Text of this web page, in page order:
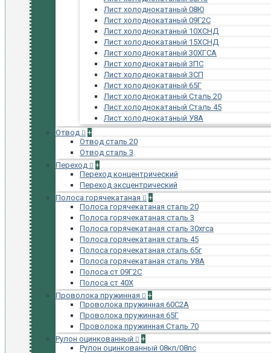
Лист холоднокатаный 08Ю
Лист холоднокатаный 09Г2С
Лист холоднокатаный 10ХСНД
Лист холоднокатаный 15ХСНД
Лист холоднокатаный 30ХГСА
Лист холоднокатаный 3ПС
Лист холоднокатаный 3СП
Лист холоднокатаный 65Г
Лист холоднокатаный Сталь 20
Лист холоднокатаный Сталь 45
Лист холоднокатаный У8А
Отвод
+
Отвод сталь 20
Отвод сталь 3
Переход
+
Переход концентрический
Переход эксцентрический
Полоса горячекатаная
+
Полоса горячекатаная сталь 20
Полоса горячекатаная сталь 3
Полоса горячекатаная сталь 30хгса
Полоса горячекатаная сталь 45
Полоса горячекатаная сталь 65г
Полоса горячекатаная сталь У8А
Полоса ст 09Г2С
Полоса ст 40Х
Проволока пружинная
+
Проволока пружинная 60С2А
Проволока пружинная 65Г
Проволока пружинная Сталь 70
Рулон оцинкованный
+
Рулон оцинкованный 08кп/08пс